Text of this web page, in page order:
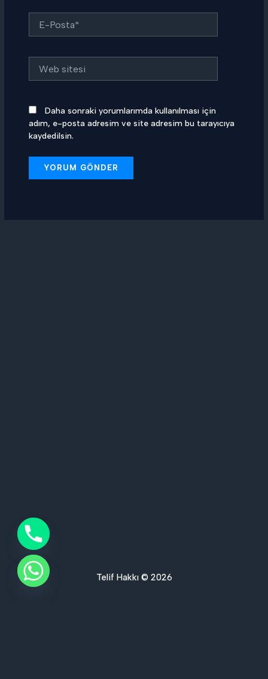
Posta*
sitesi
Daha sonraki yorumlarımda kullanılması için
adım, e-posta adresim ve site adresim bu tarayıcıya
kaydedilsin.
Telif Hakkı © 2026